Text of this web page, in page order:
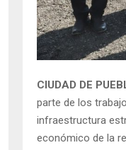
CIUDAD DE
parte de los
infraestructura
económico de la